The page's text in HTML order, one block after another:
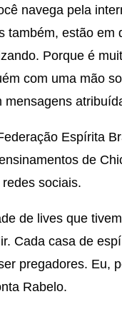
navega pela
também, estão em
Porque é
com uma mão
mensagens
Espírita
de
sociais.
de lives que
Cada casa de
pregadores. Eu,
Rabelo.